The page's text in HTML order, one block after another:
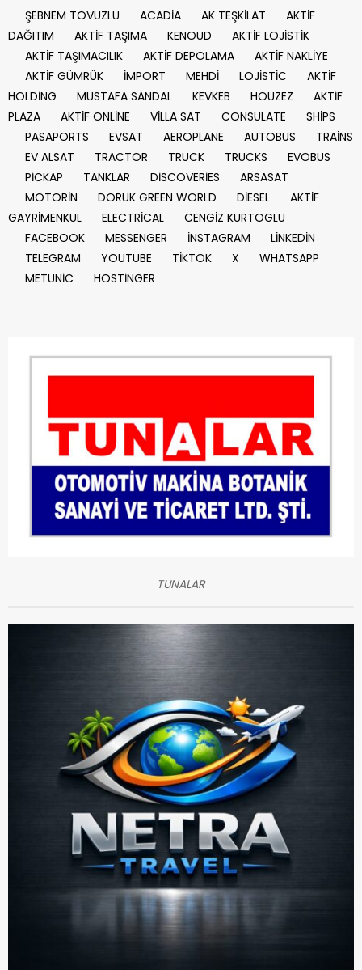
ŞEBNEM TOVUZLU
ACADİA AK TEŞKİLAT
AKTİF
DAĞITIM
AKTİF TAŞIMA KENOUD
AKTİF LOJİSTİK
AKTİF TAŞIMACILIK
AKTİF DEPOLAMA
AKTİF NAKLİYE
AKTİF GÜMRÜK
İMPORT MEHDİ LOJİSTİC
AKTİF
HOLDİNG
MUSTAFA SANDAL KEVKEB HOUZEZ
AKTİF
PLAZA
AKTİF ONLİNE VİLLA SAT CONSULATE
SHİPS
PASAPORTS
EVSAT AEROPLANE AUTOBUS
TRAİNS
EV ALSAT
TRACTOR TRUCK TRUCKS
EVOBUS
PİCKAP
TANKLAR DİSCOVERİES
ARSASAT
MOTORİN
DORUK GREEN WORLD DİESEL
AKTİF
GAYRİMENKUL
ELECTRİCAL
CENGİZ KURTOGLU
FACEBOOK
MESSENGER İNSTAGRAM
LİNKEDİN
TELEGRAM
YOUTUBE TİKTOK X
WHATSAPP
METUNİC
HOSTİNGER
TUNALAR